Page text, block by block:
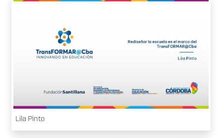
Lila Pinto